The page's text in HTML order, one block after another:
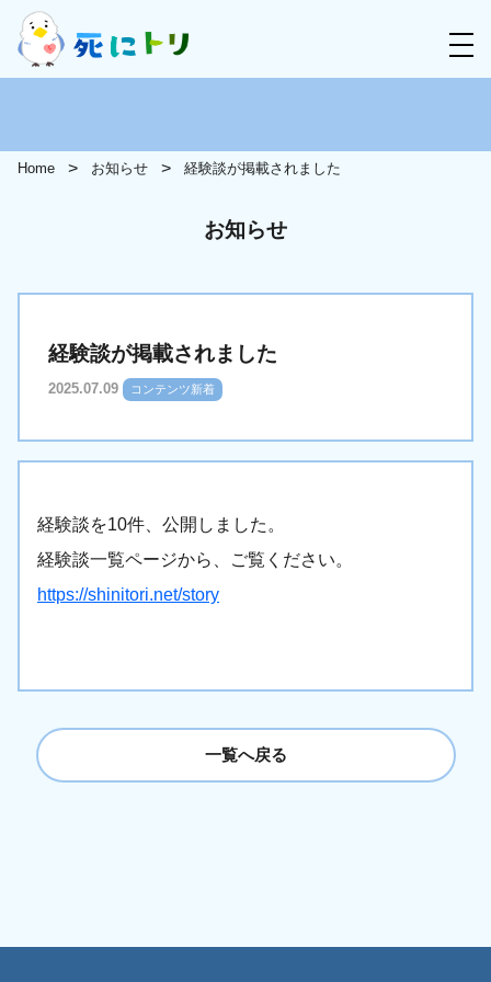
Home お知らせ 経験談が掲載されました
お知らせ
経験談が掲載されました
2025.07.09 コンテンツ新着
経験談を10件、公開しました。
経験談一覧ページから、ご覧ください。
https://shinitori.net/story
一覧へ戻る